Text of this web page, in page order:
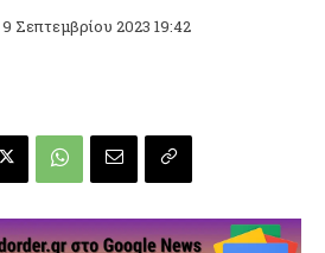
9 Σεπτεμβρίου 2023 19:42